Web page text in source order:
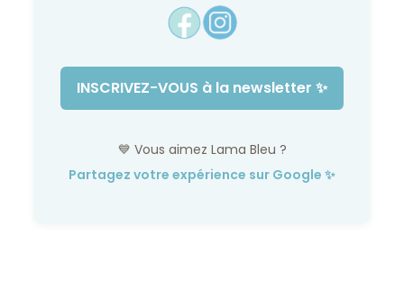
INSCRIVEZ-VOUS à la newsletter ✨
💙 Vous aimez Lama Bleu ?
Partagez votre expérience sur Google ✨